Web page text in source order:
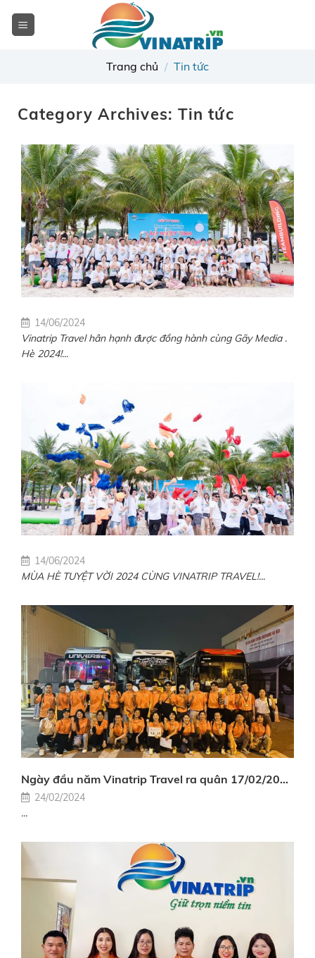
Trang chủ / Tin tức
Category Archives: Tin tức
Vinatrip Travel hân hạnh được đồng hành cùng Gãy Media .
Hè 2024!...
14/06/2024
MÙA HÈ TUYỆT VỜI 2024 CÙNG VINATRIP TRAVEL!...
14/06/2024
Ngày đầu năm Vinatrip Travel ra quân 17/02/2024( mồng 8 tết )
...
24/02/2024